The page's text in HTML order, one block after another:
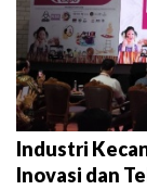
Industri
Inovasi dan